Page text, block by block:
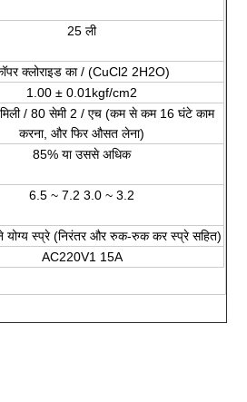
25 ली
क्लोराइड का / (CuCl2 2H2O)
1.00 ± 0.01kgf/cm2
/ 80 सेमी 2 / एच (कम से कम 16 घंटे काम
करना, और फिर औसत लेना)
85% या उससे अधिक
6.5 ~ 7.2 3.0 ~ 3.2
योग्य स्प्रे (निरंतर और रुक-रुक कर स्प्रे सहित)
AC220V1 15A